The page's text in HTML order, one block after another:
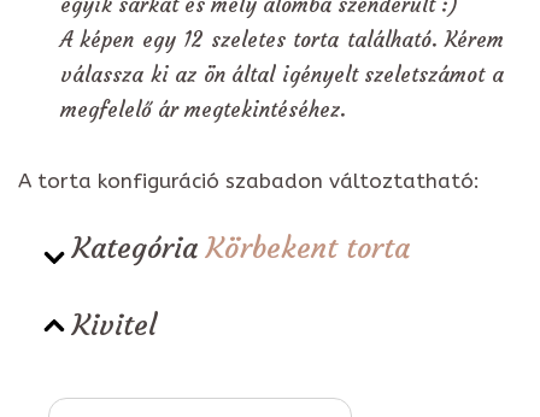
A képen egy 12 szeletes torta található. Kérem
válassza ki az ön által igényelt szeletszámot a
megfelelő ár megtekintéséhez.
A torta konfiguráció szabadon változtatható:
KategóriaKörbekent torta
Kivitel